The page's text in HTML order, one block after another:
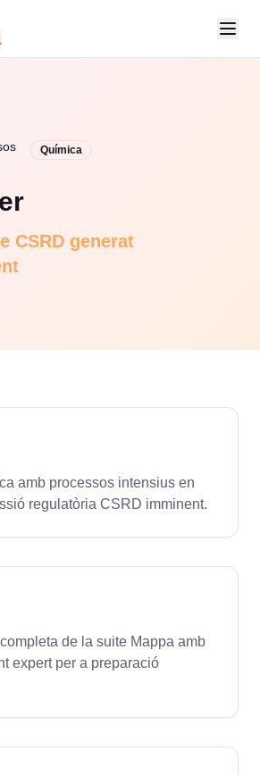
Química
CSRD generat
amb processos intensius en
regulatòria CSRD imminent.
de la suite Mappa amb
expert per a preparació